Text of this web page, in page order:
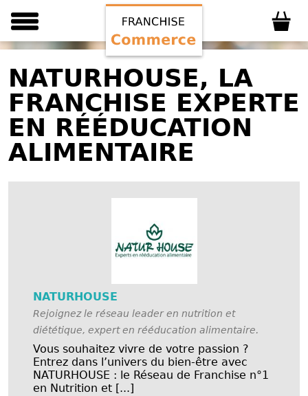
NATURHOUSE, LA
FRANCHISE EXPERTE
EN RÉÉDUCATION
ALIMENTAIRE
NATURHOUSE
Rejoignez le réseau leader en nutrition et
diététique, expert en rééducation alimentaire.
Vous souhaitez vivre de votre passion ?
Entrez dans l’univers du bien-être avec
NATURHOUSE : le Réseau de Franchise n°1
en Nutrition et [...]